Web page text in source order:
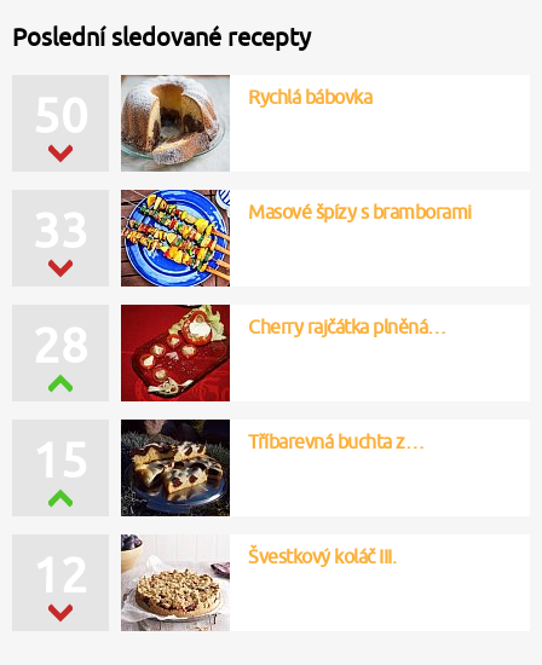
Poslední sledované recepty
50 Rychlá bábovka
33 Masové špízy s bramborami
28 Cherry rajčátka plněná…
15 Tříbarevná buchta z…
12 Švestkový koláč III.